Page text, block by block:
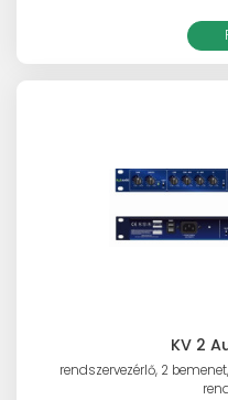
KV 2
rendszervezérlő, 2